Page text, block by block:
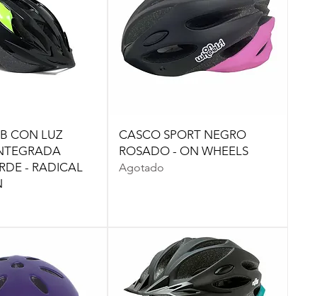
CON LUZ
- RADICAL
CASCO SPORT NEGRO
ROSADO - ON WHEELS
Agotado